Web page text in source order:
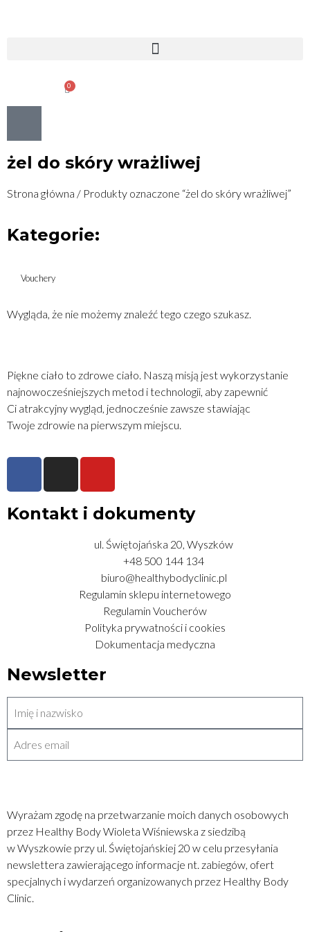
0
żel do skóry wrażliwej
Strona główna / Produkty oznaczone “żel do skóry wrażliwej”
Kategorie:
Vouchery
Wygląda, że nie możemy znaleźć tego czego szukasz.
Piękne ciało to zdrowe ciało. Naszą misją jest wykorzystanie
najnowocześniejszych metod i technologii, aby zapewnić
Ci atrakcyjny wygląd, jednocześnie zawsze stawiając
Twoje zdrowie na pierwszym miejscu.
Kontakt i dokumenty
ul. Świętojańska 20, Wyszków
+48 500 144 134
biuro@healthybodyclinic.pl
Regulamin sklepu internetowego
Regulamin Voucherów
Polityka prywatności i cookies
Dokumentacja medyczna
Newsletter
Wyrażam zgodę na przetwarzanie moich danych osobowych
przez Healthy Body Wioleta Wiśniewska z siedzibą
w Wyszkowie przy ul. Świętojańskiej 20 w celu przesyłania
newslettera zawierającego informacje nt. zabiegów, ofert
specjalnych i wydarzeń organizowanych przez Healthy Body
Clinic.